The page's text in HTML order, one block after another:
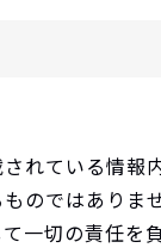
れている情
のではあり
一切の責任を